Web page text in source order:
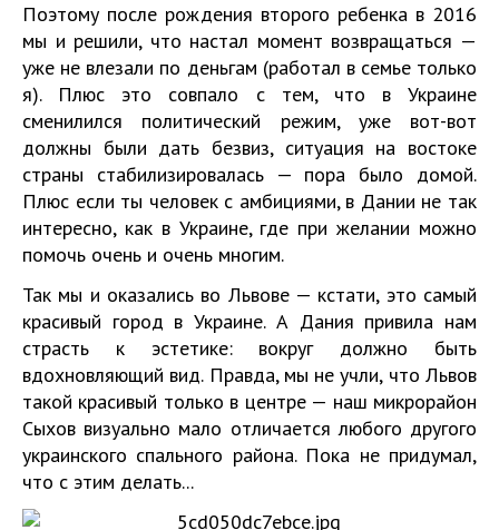
Поэтому после рождения второго ребенка в 2016
мы и решили, что настал момент возвращаться —
уже не влезали по деньгам (работал в семье только
я). Плюс это совпало с тем, что в Украине
сменилился политический режим, уже вот-вот
должны были дать безвиз, ситуация на востоке
страны стабилизировалась — пора было домой.
Плюс если ты человек с амбициями, в Дании не так
интересно, как в Украине, где при желании можно
помочь очень и очень многим.
Так мы и оказались во Львове — кстати, это самый
красивый город в Украине. А Дания привила нам
страсть к эстетике: вокруг должно быть
вдохновляющий вид. Правда, мы не учли, что Львов
такой красивый только в центре — наш микрорайон
Сыхов визуально мало отличается любого другого
украинского спального района. Пока не придумал,
что с этим делать...